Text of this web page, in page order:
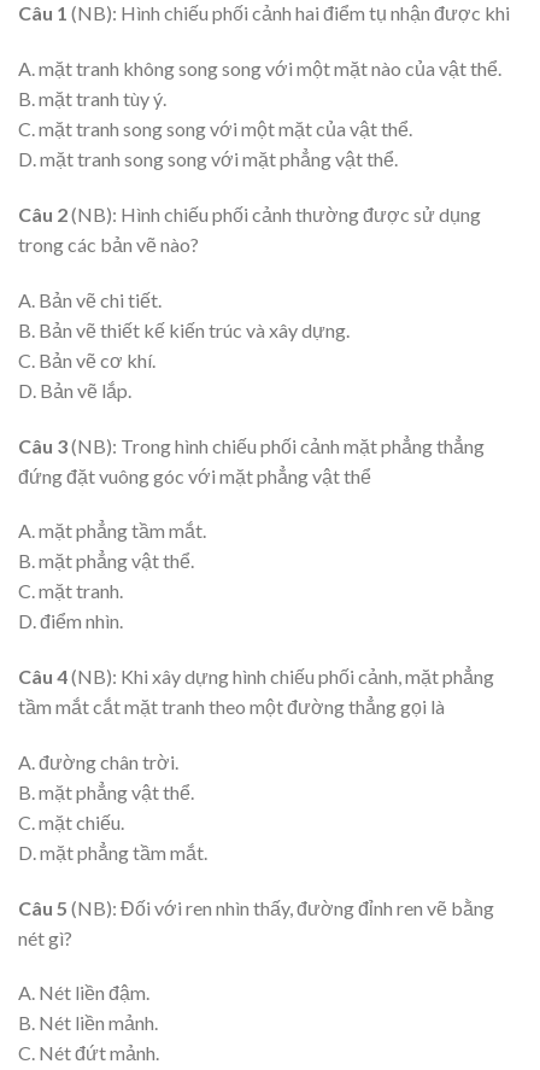
Câu 1 (NB): Hình chiếu phối cảnh hai điểm tụ nhận được khi
A. mặt tranh không song song với một mặt nào của vật thể.
B. mặt tranh tùy ý.
C. mặt tranh song song với một mặt của vật thể.
D. mặt tranh song song với mặt phẳng vật thể.
Câu 2(NB): Hình chiếu phối cảnh thường được sử dụng
trong các bản vẽ nào?
A. Bản vẽ chi tiết.
B. Bản vẽ thiết kế kiến trúc và xây dựng.
C. Bản vẽ cơ khí.
D. Bản vẽ lắp.
Câu 3(NB): Trong hình chiếu phối cảnh mặt phẳng thẳng
đứng đặt vuông góc với mặt phẳng vật thể
A. mặt phẳng tầm mắt.
B. mặt phẳng vật thể.
C. mặt tranh.
D. điểm nhìn.
Câu 4(NB): Khi xây dựng hình chiếu phối cảnh, mặt phẳng
tầm mắt cắt mặt tranh theo một đường thẳng gọi là
A. đường chân trời.
B. mặt phẳng vật thể.
C. mặt chiếu.
D. mặt phẳng tầm mắt.
Câu 5 (NB): Đối với ren nhìn thấy, đường đỉnh ren vẽ bằng
nét gì?
A. Nét liền đậm.
B. Nét liền mảnh.
C. Nét đứt mảnh.